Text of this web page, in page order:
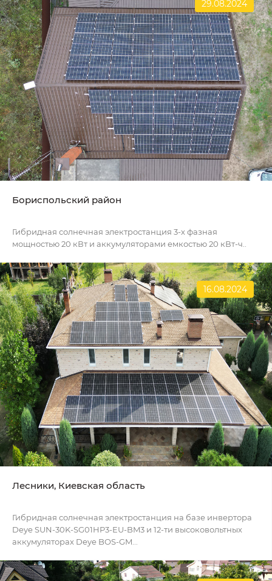
29.08.2024
Бориспольский район
Гибридная солнечная электростанция 3-х фазная
мощностью 20 кВт и аккумуляторами емкостью 20 кВт-ч..
16.08.2024
Лесники, Киевская область
Гибридная солнечная электростанция на базе инвертора
Deye SUN-30K-SG01HP3-EU-BM3 и 12-ти высоковольтных
аккумуляторах Deye BOS-GM...